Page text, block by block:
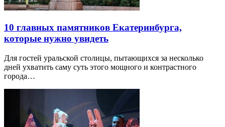
10 главных памятников Екатеринбурга,
которые нужно увидеть
Для гостей уральской столицы, пытающихся за несколько
дней ухватить саму суть этого мощного и контрастного
города…